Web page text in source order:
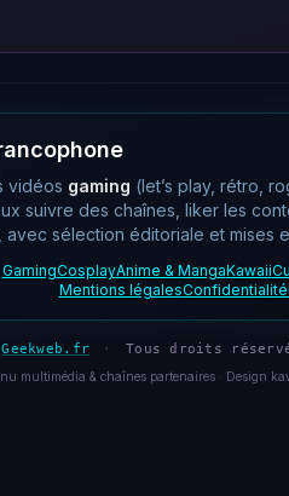
vidéos gaming (let’s play, rétro,
suivre des chaînes, liker les
avec sélection éditoriale et mises
GamingCosplayAnime & MangaKawaii
Mentions légalesConfidentialité
Geekweb.fr · Tous droits
multimédia & chaînes partenaires · Design